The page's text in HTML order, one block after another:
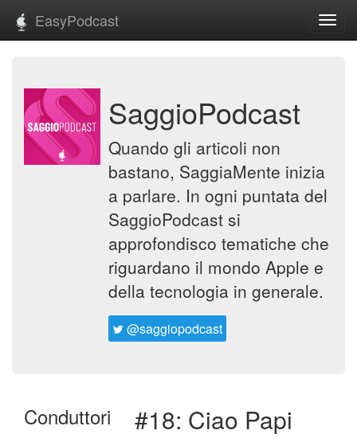
EasyPodcast
SaggioPodcast
Quando gli articoli non
bastano, SaggiaMente inizia
a parlare. In ogni puntata del
SaggioPodcast si
approfondisco tematiche che
riguardano il mondo Apple e
della tecnologia in generale.
@saggiopodcast
Conduttori #18: Ciao Papi